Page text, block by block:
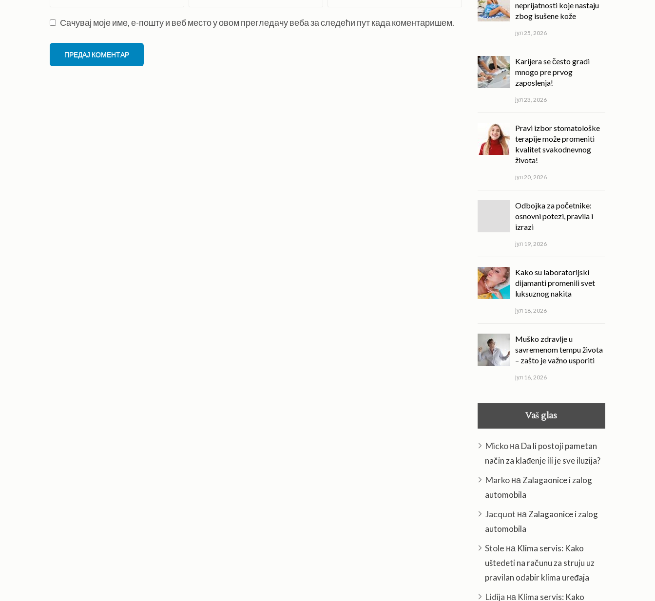
Сачувај моје име, е-пошту и веб место у овом прегледачу веба за следећи пут када коментаришем.
neprijatnosti koje nastaju
zbog isušene kože
јул 25, 2026
Karijera se često gradi
mnogo pre prvog
zaposlenja!
јул 23, 2026
Pravi izbor stomatološke
terapije može promeniti
kvalitet svakodnevnog
života!
јул 20, 2026
Odbojka za početnike:
osnovni potezi, pravila i
izrazi
јул 19, 2026
Kako su laboratorijski
dijamanti promenili svet
luksuznog nakita
јул 18, 2026
Muško zdravlje u
savremenom tempu života
– zašto je važno usporiti
јул 16, 2026
Vaš glas
Mickoна Da li postoji pametan
način za klađenje ili je sve iluzija?
Markoна Zalagaonice i zalog
automobila
Jacquot на Zalagaonice i zalog
automobila
Stole на Klima servis: Kako
uštedeti na računu za struju uz
pravilan odabir klima uređaja
Lidija на Klima servis: Kako